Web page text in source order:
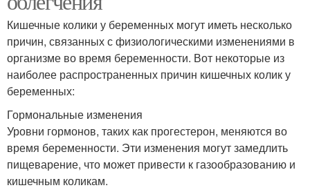
Кишечные колики у беременных могут иметь несколько
причин, связанных с физиологическими изменениями в
организме во время беременности. Вот некоторые из
наиболее распространенных причин кишечных колик у
беременных:
Гормональные изменения
Уровни гормонов, таких как прогестерон, меняются во
время беременности. Эти изменения могут замедлить
пищеварение, что может привести к газообразованию и
кишечным коликам.